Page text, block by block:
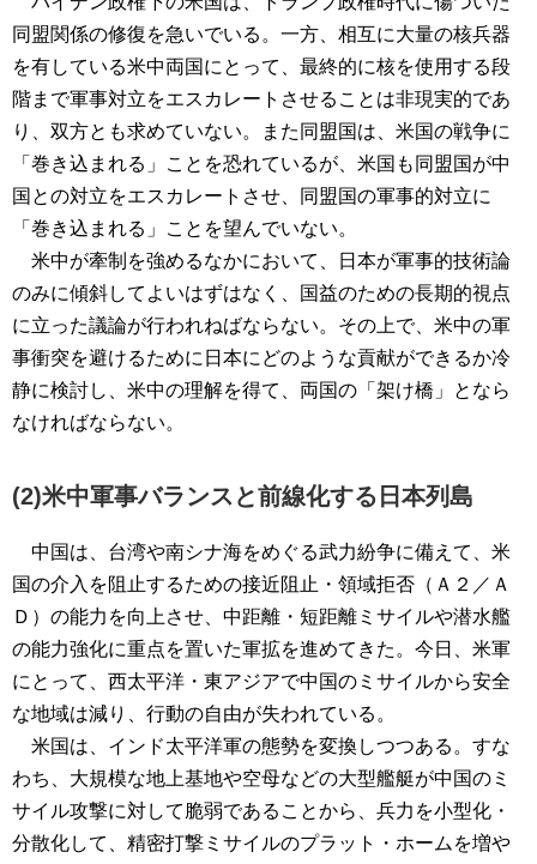
同盟関係の修復を急いでいる。一方、相互に大量の核兵器
を有している米中両国にとって、最終的に核を使用する段
階まで軍事対立をエスカレートさせることは非現実的であ
り、双方とも求めていない。また同盟国は、米国の戦争に
「巻き込まれる」ことを恐れているが、米国も同盟国が中
国との対立をエスカレートさせ、同盟国の軍事的対立に
「巻き込まれる」ことを望んでいない。
米中が牽制を強めるなかにおいて、日本が軍事的技術論
のみに傾斜してよいはずはなく、国益のための長期的視点
に立った議論が行われねばならない。その上で、米中の軍
事衝突を避けるために日本にどのような貢献ができるか冷
静に検討し、米中の理解を得て、両国の「架け橋」となら
なければならない。
(2)米中軍事バランスと前線化する日本列島
中国は、台湾や南シナ海をめぐる武力紛争に備えて、米
国の介入を阻止するための接近阻止・領域拒否（Ａ２／Ａ
Ｄ）の能力を向上させ、中距離・短距離ミサイルや潜水艦
の能力強化に重点を置いた軍拡を進めてきた。今日、米軍
にとって、西太平洋・東アジアで中国のミサイルから安全
な地域は減り、行動の自由が失われている。
米国は、インド太平洋軍の態勢を変換しつつある。すな
わち、大規模な地上基地や空母などの大型艦艇が中国のミ
サイル攻撃に対して脆弱であることから、兵力を小型化・
分散化して、精密打撃ミサイルのプラット・ホームを増や